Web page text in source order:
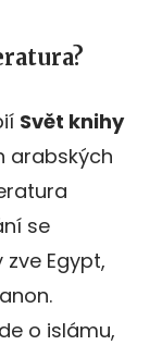
Svět knihy
arabských
se
Egypt,
o islámu,